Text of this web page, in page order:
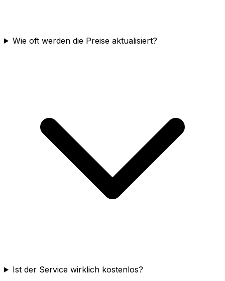
Wie oft werden die Preise aktualisiert?
Ist der Service wirklich kostenlos?